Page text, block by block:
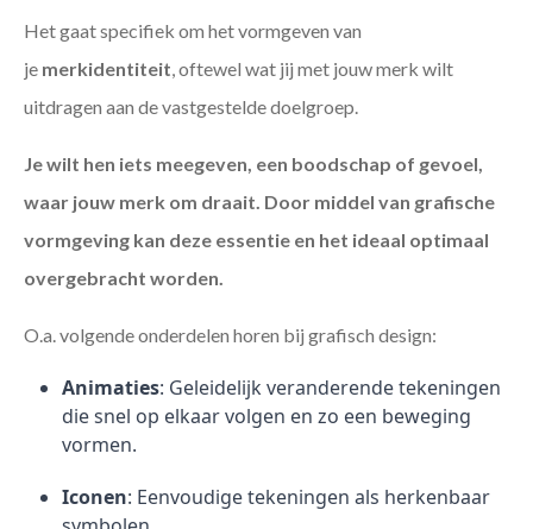
Het gaat specifiek om het vormgeven van
je merkidentiteit , oftewel wat jij met jouw merk wilt
uitdragen aan de vastgestelde doelgroep.
Je wilt hen iets meegeven, een boodschap of gevoel,
waar jouw merk om draait. Door middel van grafische
vormgeving kan deze essentie en het ideaal optimaal
overgebracht worden.
O.a. volgende onderdelen horen bij grafisch design:
Animaties: Geleidelijk veranderende tekeningen
die snel op elkaar volgen en zo een beweging
vormen.
Iconen: Eenvoudige tekeningen als herkenbaar